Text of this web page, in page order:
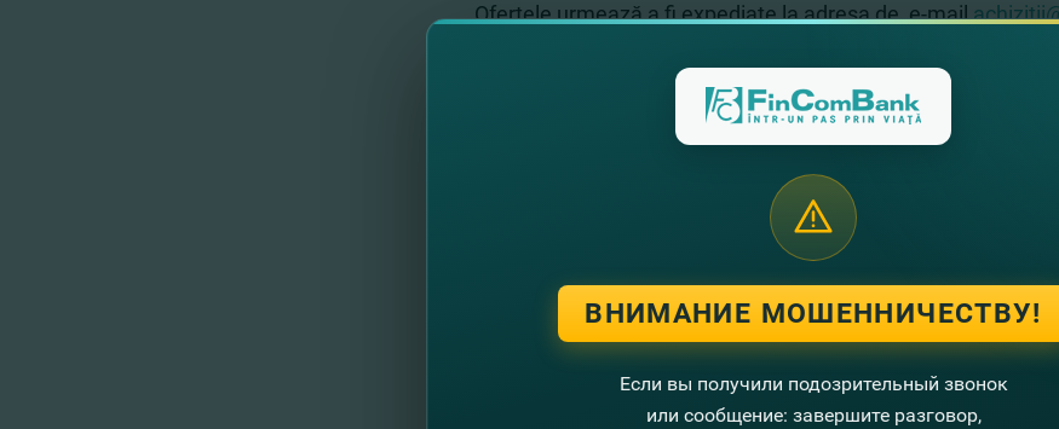
Ofertele urmează a fi expediate la adresa de e-mail
Aşteptăm cu interes răspunsul Dvs.
Prin emiterea acestui anunţ, Fincombank S.A., nu-şi
Другие новости
ВНИМАНИЕ МОШЕННИЧЕСТВУ!
Если вы получили подозрительный звонок
или сообщение: завершите разговор,